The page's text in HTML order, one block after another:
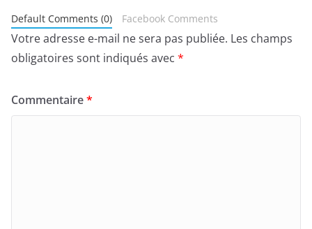
Default Comments (0) Facebook Comments
Votre adresse e-mail ne sera pas publiée. Les champs
obligatoires sont indiqués avec *
Commentaire*